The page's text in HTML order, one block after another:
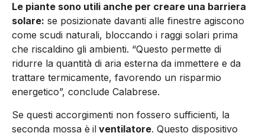
Le piante sono utili anche per creare una barriera
solare: se posizionate davanti alle finestre agiscono
come scudi naturali, bloccando i raggi solari prima
che riscaldino gli ambienti. “Questo permette di
ridurre la quantità di aria esterna da immettere e da
trattare termicamente, favorendo un risparmio
energetico”, conclude Calabrese.
Se questi accorgimenti non fossero sufficienti, la
seconda mossa è il ventilatore. Questo dispositivo